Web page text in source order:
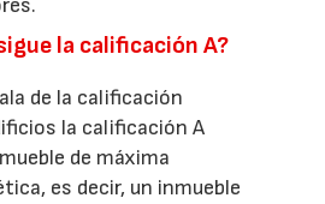
la calificación A?
de la calificación
la calificación A
de máxima
es decir, un inmueble